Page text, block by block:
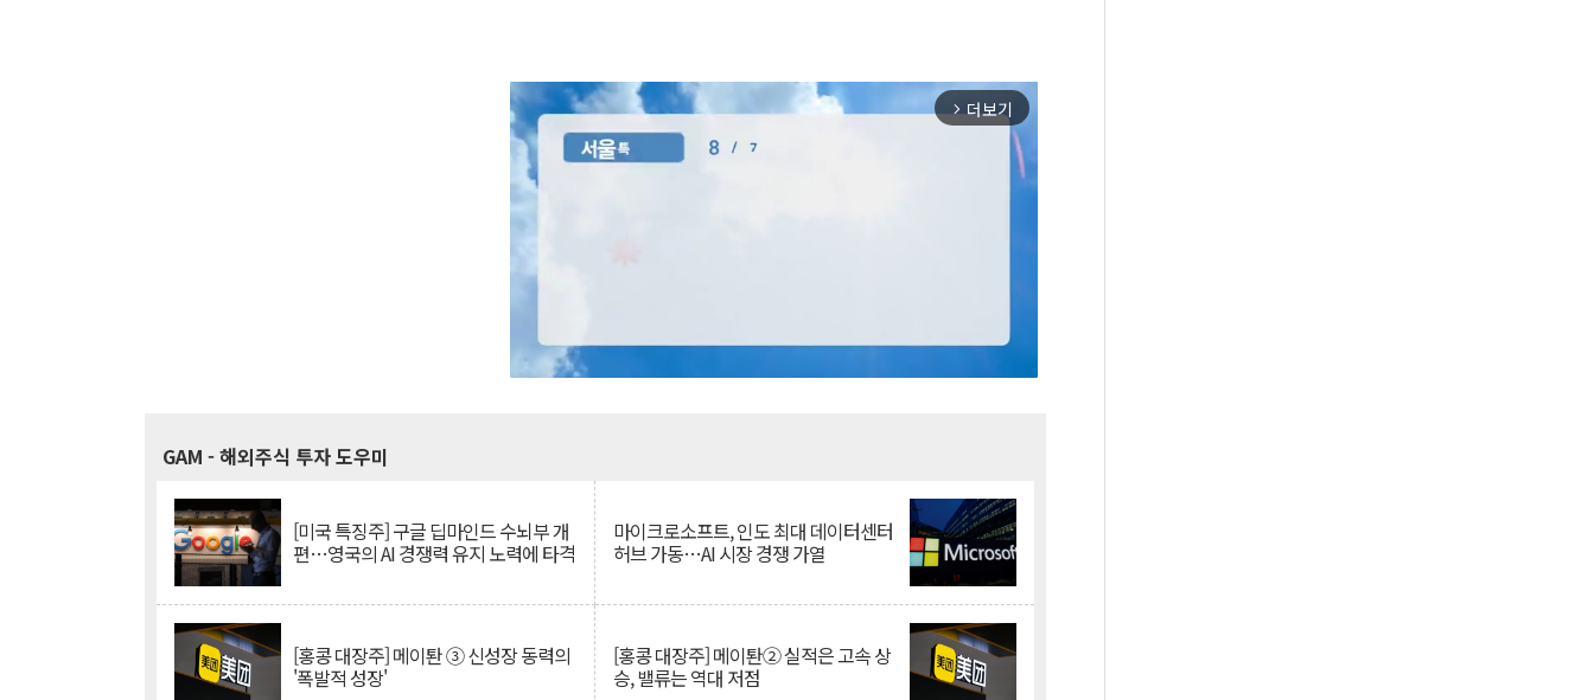
arrow_forward_ios 더보기
GAM - 해외주식 투자 도우미
[미국 특징주] 구글 딥마인드 수뇌부 개
편…영국의 AI 경쟁력 유지 노력에 타격
마이크로소프트, 인도 최대 데이터센터
허브 가동…AI 시장 경쟁 가열
[홍콩 대장주] 메이퇀 ③ 신성장 동력의
'폭발적 성장'
[홍콩 대장주] 메이퇀② 실적은 고속 상
승, 밸류는 역대 저점